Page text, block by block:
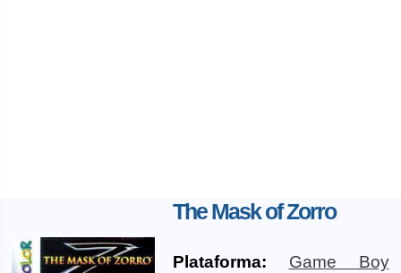
The Mask of Zorro
Plataforma:
Game Boy